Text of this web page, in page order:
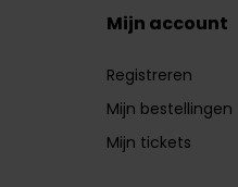
Mijn account
Registreren
Mijn bestellingen
Mijn tickets